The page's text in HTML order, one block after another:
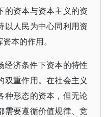
的资本与资本主义的资
以人民为中心同利用资
本的作用。
经济条件下资本的特性
双重作用。在社会主义
种形态的资本，但无论
需要遵循价值规律、竞